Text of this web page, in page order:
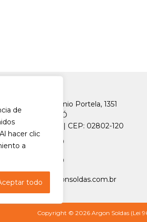
de
hacer clic
a
todo
Av. Min. Petrônio Portela, 1351
Freguesia do Ó
São Paulo/SP | CEP: 02802-120
(11) 3975-6000
(11) 3975-6000
contato@argonsoldas.com.br
Copyright © 2026 Argon Soldas (Lei